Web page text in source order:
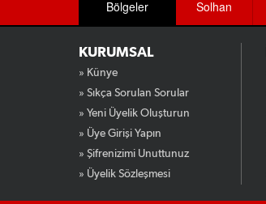
Bölgeler Solhan
KURUMSAL
» Künye
» Sıkça Sorulan Sorular
» Yeni Üyelik Oluşturun
» Üye Girişi Yapın
» Şifrenizimi Unuttunuz
» Üyelik Sözleşmesi